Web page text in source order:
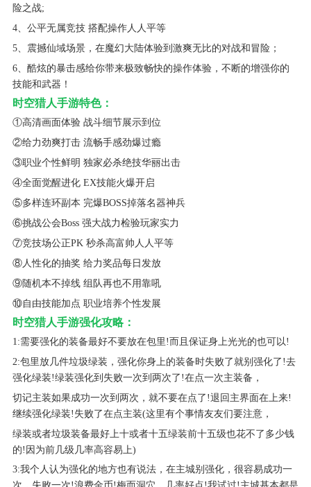
险之战;
4、公平无属竞技 搭配操作人人平等
5、震撼仙域场景，在魔幻大陆体验到激爽无比的对战和冒险；
6、酷炫的暴击感给你带来极致畅快的操作体验，不断的增强你的
技能和武器！
时空猎人手游特色：
①高清画面体验 战斗细节展示到位
②给力劲爽打击 流畅手感劲爆过瘾
③职业个性鲜明 独家必杀绝技华丽出击
④全面觉醒进化 EX技能火爆开启
⑤多样连环副本 完爆BOSS掉落名器神兵
⑥挑战公会Boss 强大战力检验玩家实力
⑦竞技场公正PK 秒杀高富帅人人平等
⑧人性化的抽奖 给力奖品每日发放
⑨随机本不掉线 组队再也不用靠吼
⑩自由技能加点 职业培养个性发展
时空猎人手游强化攻略：
1:需要强化的装备最好不要放在包里!而且保证身上光光的也可以!
2:包里放几件垃圾绿装，强化你身上的装备时失败了就别强化了!去
强化绿装!绿装强化到失败一次到两次了!在点一次主装备，
切记主装如果成功一次到两次，就不要在点了!退回主界面在上来!
继续强化绿装!失败了在点主装(这里有个事情友友们要注意，
绿装或者垃圾装备最好上十或者十五绿装前十五级也花不了多少钱
的!因为前几级几率高容易上)
3:我个人认为强化的地方也有说法，在主城别强化，很容易成功一